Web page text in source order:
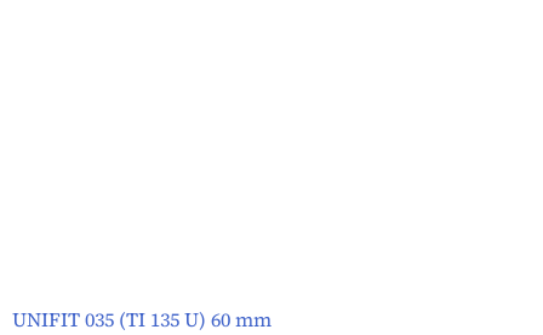
UNIFIT 035 (TI 135 U) 60 mm